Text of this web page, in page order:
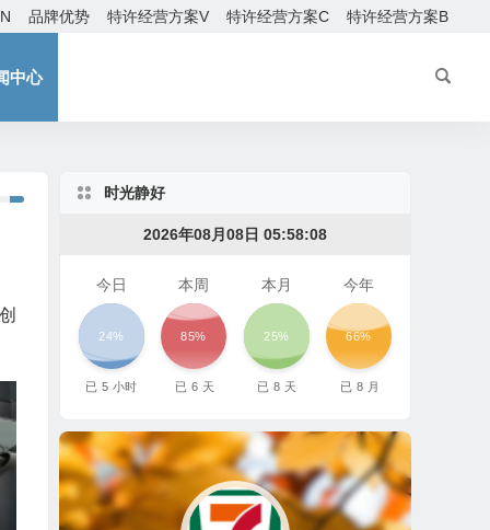
品牌优势 特许经营方案V 特许经营方案C 特许经营方案B
中心
时光静好
2026年08月08日 05:58:10
今日
24%
已 5 小时
本周
85%
已 6 天
本月
25%
已 8 天
今年
66%
已 8 月